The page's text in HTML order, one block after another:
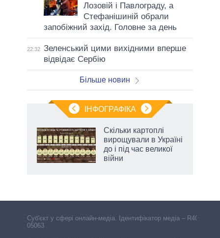
Лозовій і Павлограду, а
Стефанішиній обрали
запобіжний захід. Головне за день
22:32 Зеленський цими вихідними вперше
відвідає Сербію
Більше новин
ІНФОГРАФІКА
Скільки картоплі
вирощували в Україні
до і під час великої
війни
Cуб'єкт у сфері онлайн-медіа. Ідентифікатор медіа – R40-
05063